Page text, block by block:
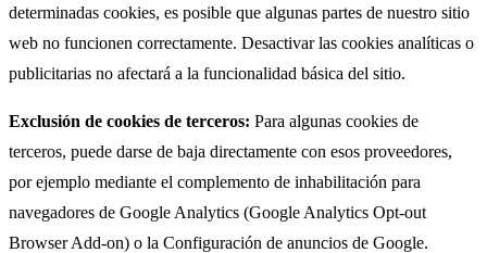
determinadas cookies, es posible que algunas partes de nuestro sitio
web no funcionen correctamente. Desactivar las cookies analíticas o
publicitarias no afectará a la funcionalidad básica del sitio.
Exclusión de cookies de terceros: Para algunas cookies de
terceros, puede darse de baja directamente con esos proveedores,
por ejemplo mediante el complemento de inhabilitación para
navegadores de Google Analytics (Google Analytics Opt-out
Browser Add-on) o la Configuración de anuncios de Google.